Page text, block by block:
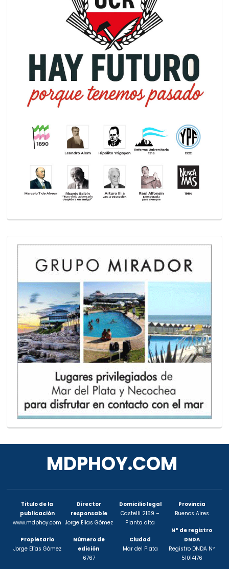
MDPHOY.COM
Titulo de la
publicación
www.mdphoy.com
Propietario
Jorge Elías Gómez
Director
responsable
Jorge Elías Gómez
Número de
edición
6767
Domicilio legal
Castelli 2159 –
Planta alta
Ciudad
Mar del Plata
Provincia
Buenos Aires
N° de registro
DNDA
Registro DNDA Nº
51014176